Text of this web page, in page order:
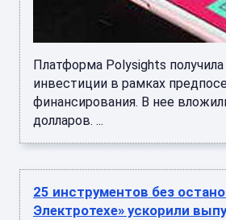
Платформа Polysights
инвестиции в рамках
финансирования. В нее
долларов. ...
25 инструментов без
Электротехе» ускорили